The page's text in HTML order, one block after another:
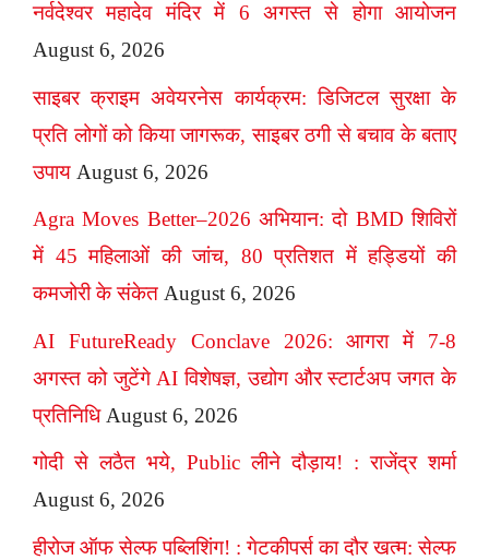
नर्वदेश्वर महादेव मंदिर में 6 अगस्त से होगा आयोजन
August 6, 2026
साइबर क्राइम अवेयरनेस कार्यक्रम: डिजिटल सुरक्षा के
प्रति लोगों को किया जागरूक, साइबर ठगी से बचाव के बताए
उपाय August 6, 2026
Agra Moves Better–2026 अभियान: दो BMD शिविरों
में 45 महिलाओं की जांच, 80 प्रतिशत में हड्डियों की
कमजोरी के संकेत August 6, 2026
AI FutureReady Conclave 2026: आगरा में 7-8
अगस्त को जुटेंगे AI विशेषज्ञ, उद्योग और स्टार्टअप जगत के
प्रतिनिधि August 6, 2026
गोदी से लठैत भये, Public लीने दौड़ाय! : राजेंद्र शर्मा
August 6, 2026
हीरोज ऑफ सेल्फ पब्लिशिंग! : गेटकीपर्स का दौर खत्म: सेल्फ